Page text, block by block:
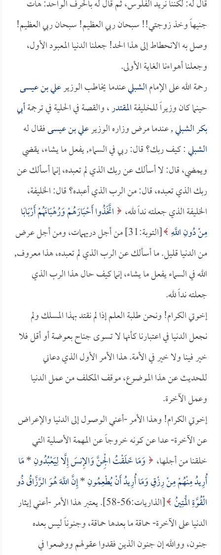
قال له: لكننا نريد الفلوس، ثم قال له بالحرف الواحد: هات
جنيهاً وخذ زوجتي!! سبحان ربي العظيم! سبحان ربي العظيم!
وصل به الانحطاط إلى هذا الحد! جعلنا الدنيا المعبود الأول،
وجعلنا أهواءنا الغاية الأولى.
رحمة الله على الإمامالشبليعندما يخاطب الوزيرعلي بن عيسى
حينما كان وزيراً للخليفةالمقتدر، والقصة في الحلية في ترجمةأبي
بكر الشبلي, عندما مرض وزاره الوزيرعلي بن عيسىفقال له
الشبلي: كيف ربك؟ قال: ربي في السماء, يفعل ما يشاء، يقضي
ويمضي، قال: لا أسألك عن ربك الذي لم تعبده، إنما أسألك عن
ربك الذي تعبده، قال: من الرب الذي أعبده؟ قال: الخليفة،
الخليفة الذي جعلته نداً لله،
اتَّخَذُوا أَحْبَارَهُمْ وَرُهْبَانَهُمْ أَرْبَابًا
مِنْ دُونِ اللَّهِ
[التوبة:31] من أجل دريهمات، ومن أجل عرض
من الدنيا قليل. ما أسألك عن الرب الذي لم تعبده، هذا معروف,
الله في السماء يفعل ما يشاء، إنما كيف حال هذا الرب الذي
جعلته نداً لله.
إخوتي الكرام! ونحن طلبة العلم إذا لم نقتد بهذا المسلك ولم
نجعل الدنيا في اعتبارنا كأنها لا تسوى جناح بعوضة أو أقل فلا
خير فينا ولا خير في الأمة. هذا الأمر الأول الذي دعاني
للحديث عن هذا الموضوع، موقف المكلف من عمل الدنيا
وعمل الآخرة.
إخوتي الكرام! وهذا الأمر -أعني الوصول إلى الدنيا والإعراض
عن الآخرة- عدا عن كونه خروجاً عن المهمة الأصلية التي
خلقنا من أجلها،
وَمَا خَلَقْتُ الْجِنَّ وَالإِنسَ إِلَّا لِيَعْبُدُونِ*مَا
أُرِيدُ مِنْهُمْ مِنْ رِزْقٍ وَمَا أُرِيدُ أَنْ يُطْعِمُونِ*إِنَّ اللَّهَ هُوَ الرَّزَّاقُ ذُو
الْقُوَّةِ الْمَتِينُ
[الذاريات:56-58]. يعتبر هذا الأمر -أعني إيثار
الدنيا على الآخرة- حماقة ما بعدها حماقة، وجنوناً ليس بعده
جنون، ووالله إن جنون الذين فقدوا عقولهم ووضعوا في